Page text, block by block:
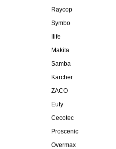
Raycop
Symbo
Ilife
Makita
Samba
Karcher
ZACO
Eufy
Cecotec
Proscenic
Overmax